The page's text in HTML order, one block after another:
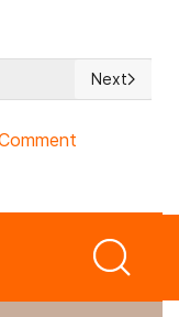
(160) Next
Next